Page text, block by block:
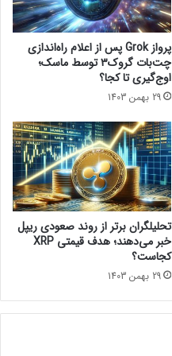
پرواز Grok پس از اعلام راه‌اندازی
چت‌بات گروک۳ توسط ماسک؛
اوج‌گیری تا کجا؟
29 بهمن 1403
تحلیلگران برتر از روند صعودی ریپل
خبر می‌دهند؛ هدف قیمتی XRP
کجاست؟
29 بهمن 1403